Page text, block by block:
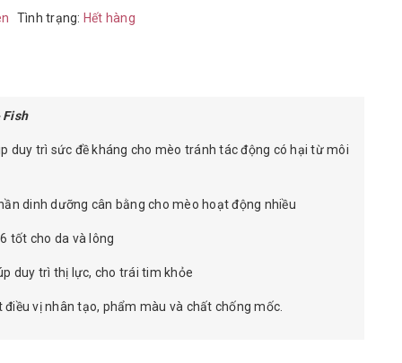
Tình trạng: Hết hàng
Fish
duy trì sức đề kháng cho mèo tránh tác động có hại từ môi
dinh dưỡng cân bằng cho mèo hoạt động nhiều
tốt cho da và lông
duy trì thị lực, cho trái tim khỏe
điều vị nhân tạo, phẩm màu và chất chống mốc.